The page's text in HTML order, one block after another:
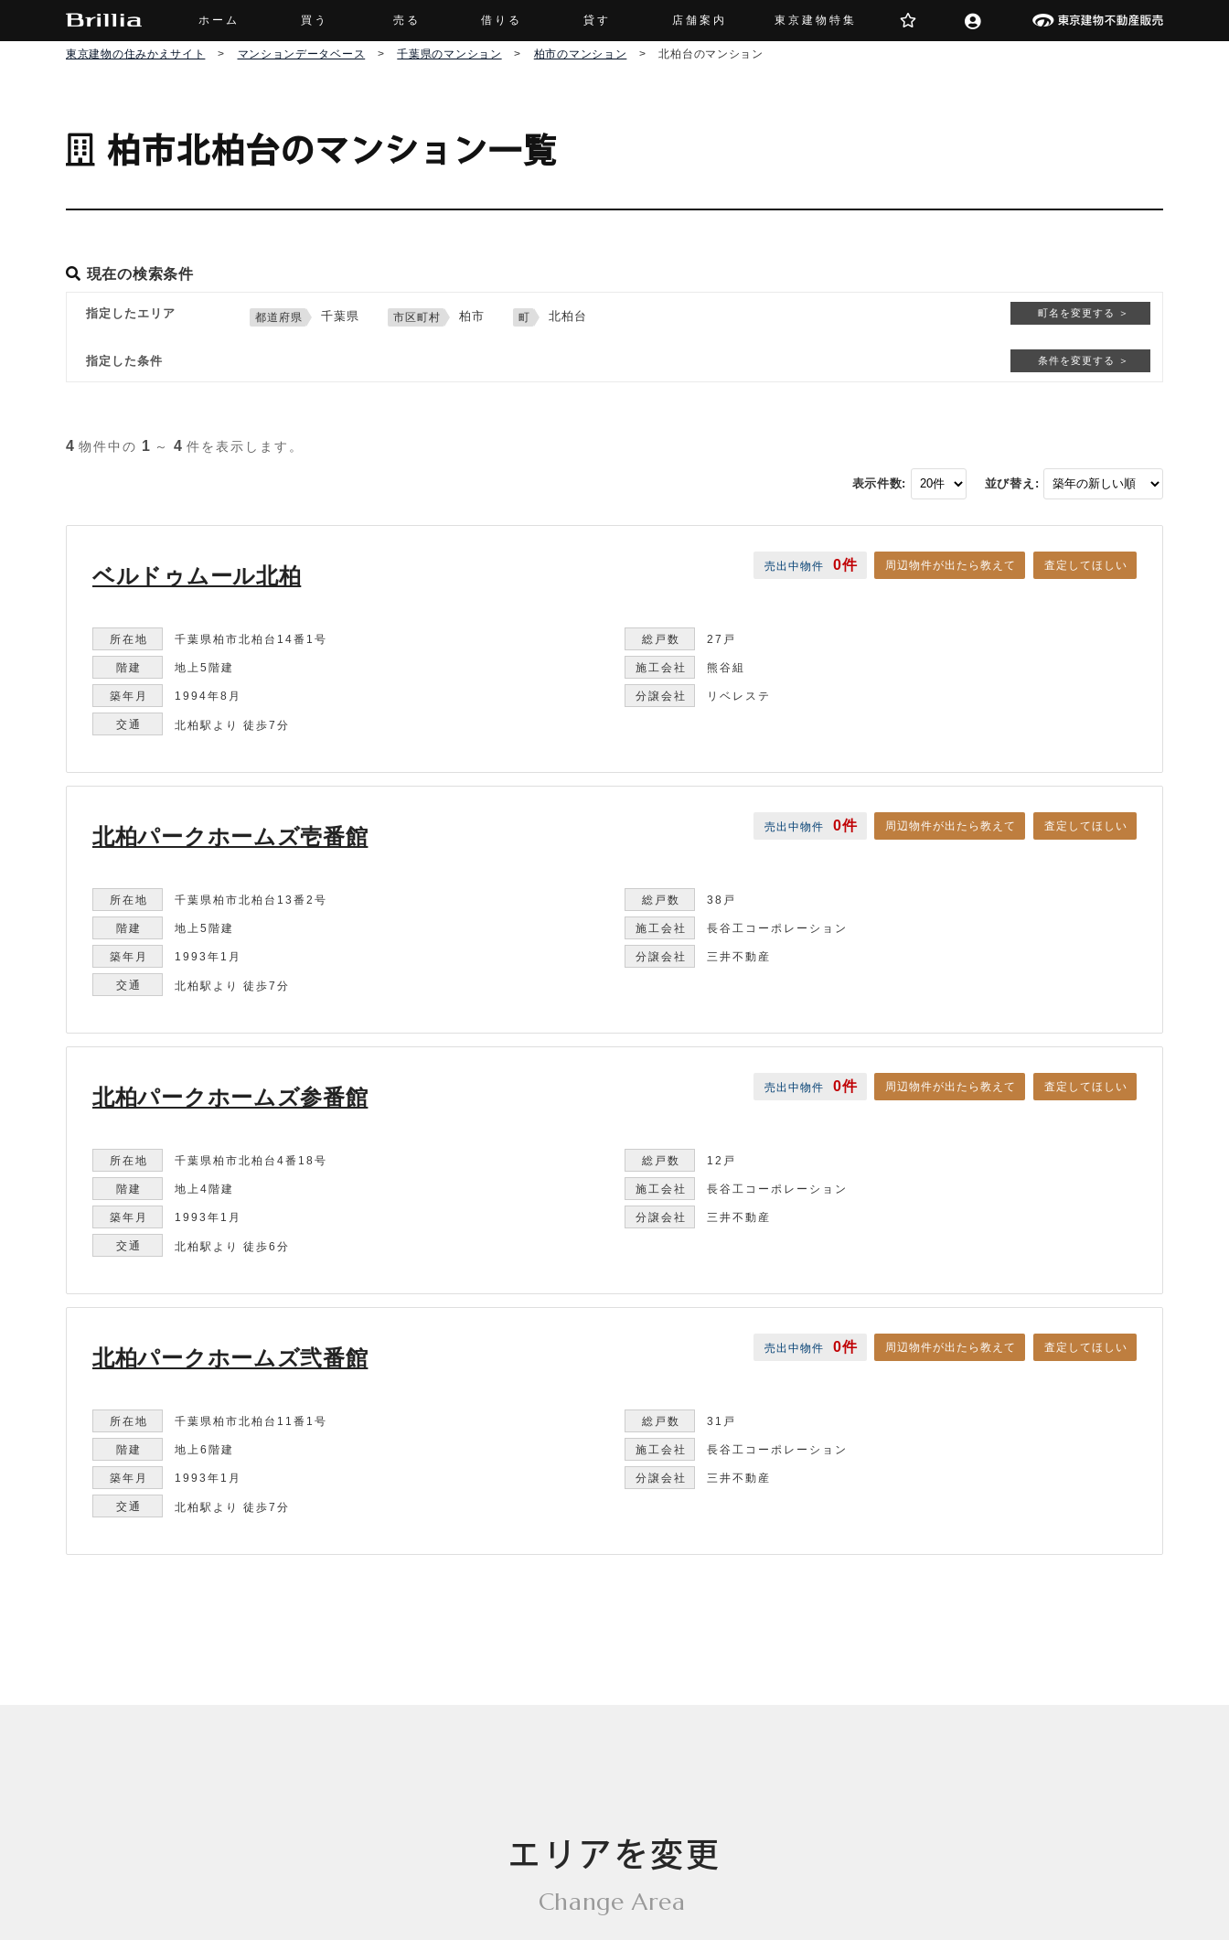
ホーム 買う 売る 借りる 貸す 店舗案内 東京建物特集
東京建物の住みかえサイト > マンションデータベース > 千葉県のマンション > 柏市のマンション > 北柏台のマンション
柏市北柏台のマンション一覧
現在の検索条件
指定したエリア 千葉県 柏市 北柏台 町名を変更する ＞
指定した条件 条件を変更する ＞
4 物件中の 1 ～ 4 件を表示します。
並び替え:
表示件数:
売出中物件 0件 周辺物件が出たら教えて 査定してほしい
ベルドゥムール北柏
千葉県柏市北柏台14番1号
地上5階建
1994年8月
27戸
熊谷組
リベレステ
北柏駅より 徒歩7分
売出中物件 0件 周辺物件が出たら教えて 査定してほしい
北柏パークホームズ壱番館
千葉県柏市北柏台13番2号
地上5階建
1993年1月
38戸
長谷工コーポレーション
三井不動産
北柏駅より 徒歩7分
売出中物件 0件 周辺物件が出たら教えて 査定してほしい
北柏パークホームズ参番館
千葉県柏市北柏台4番18号
地上4階建
1993年1月
12戸
長谷工コーポレーション
三井不動産
北柏駅より 徒歩6分
売出中物件 0件 周辺物件が出たら教えて 査定してほしい
北柏パークホームズ弐番館
千葉県柏市北柏台11番1号
地上6階建
1993年1月
31戸
長谷工コーポレーション
三井不動産
北柏駅より 徒歩7分
エリアを変更
Change Area